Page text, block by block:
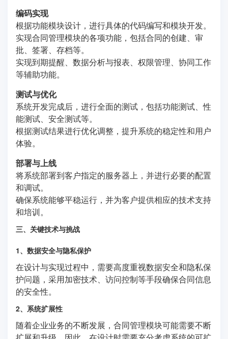
编码实现
根据功能模块设计，进行具体的代码编写和模块开发。
实现合同管理模块的各项功能，包括合同的创建、审
批、签署、存档等。
实现到期提醒、数据分析与报表、权限管理、协同工作
等辅助功能。
测试与优化
系统开发完成后，进行全面的测试，包括功能测试、性
能测试、安全测试等。
根据测试结果进行优化调整，提升系统的稳定性和用户
体验。
部署与上线
将系统部署到客户指定的服务器上，并进行必要的配置
和调试。
确保系统能够平稳运行，并为客户提供相应的技术支持
和培训。
三、关键技术与挑战
1、数据安全与隐私保护
在设计与实现过程中，需要高度重视数据安全和隐私保
护问题，采用加密技术、访问控制等手段确保合同信息
的安全性。
2、系统扩展性
随着企业业务的不断发展，合同管理模块可能需要不断